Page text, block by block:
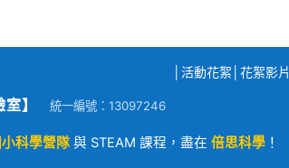
活動花絮 花絮影片
】 統一編號：13097246
小科學營隊 與 STEAM 課程，盡在 倍思科學 ！